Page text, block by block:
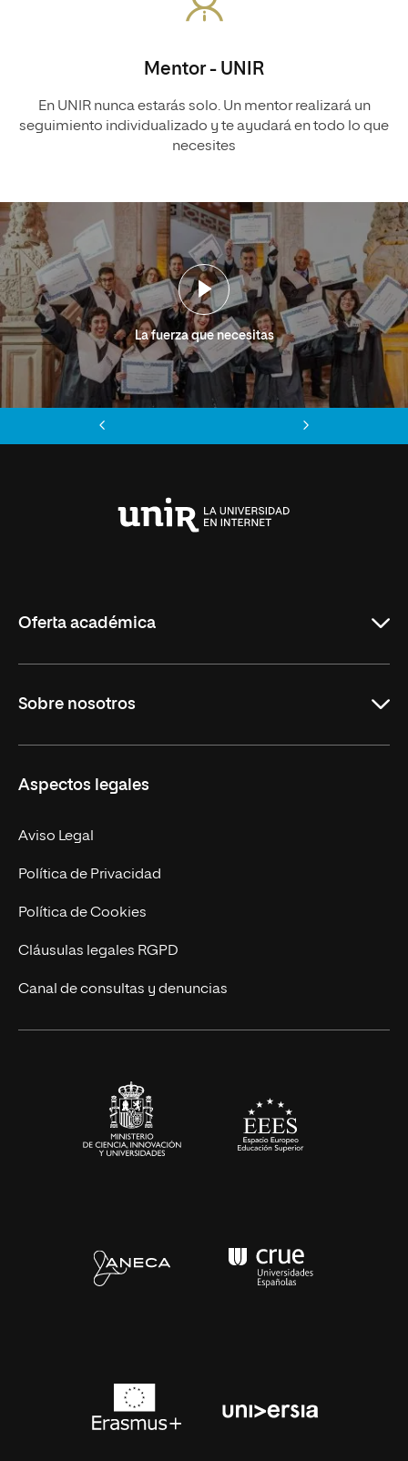
Mentor - UNIR
En UNIR nunca estarás solo. Un mentor realizará un
seguimiento individualizado y te ayudará en todo lo que
necesites
La fuerza que necesitas
Oferta académica
Másteres Oficiales
Másteres Propios
Doctorados
Experto Universitario
Postgrados
Cursos Universitarios
Sobre nosotros
Facultades
Nuestro Equipo
Trabaja en UNIR
Actualidad
UNIR Revista
Eventos
Aspectos legales
Aviso Legal
Política de Privacidad
Política de Cookies
Cláusulas legales RGPD
Canal de consultas y denuncias